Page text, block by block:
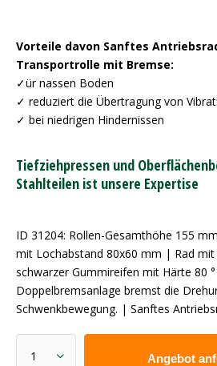
Vorteile davon Sanftes
Transportrolle mit Bremse:
✓ür nassen Boden
✓ reduziert die Übertragung von
✓ bei niedrigen Hindernissen
Tiefziehpressen und
Stahlteilen ist unsere Expertise
ID 31204: Rollen-Gesamthöhe 155
mit Lochabstand 80x60 mm | Rad mit
schwarzer Gummireifen mit Härte 80
Doppelbremsanlage bremst die
Schwenkbewegung. | Sanftes
Angebot